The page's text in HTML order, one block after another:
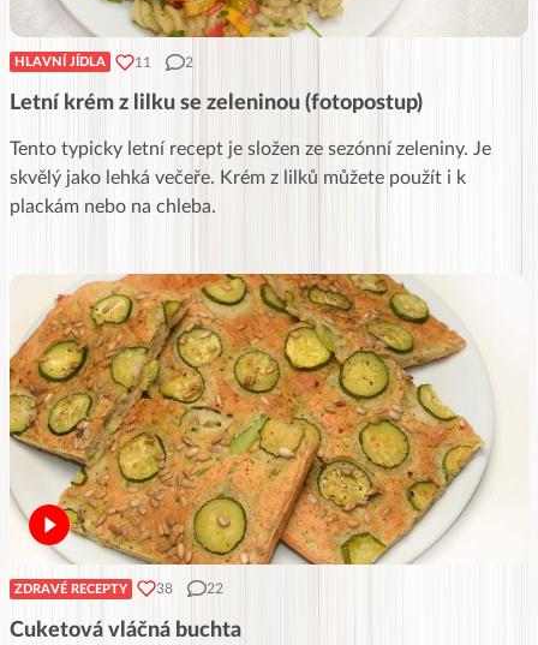
HLAVNÍ JÍDLA 11 2
Letní krém z lilku se zeleninou (fotopostup)
Tento typicky letní recept je složen ze sezónní zeleniny. Je
skvělý jako lehká večeře. Krém z lilků můžete použít i k
plackám nebo na chleba.
ZDRAVÉ RECEPTY 38 22
Cuketová vláčná buchta